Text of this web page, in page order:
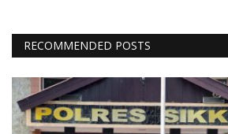
RECOMMENDED POSTS